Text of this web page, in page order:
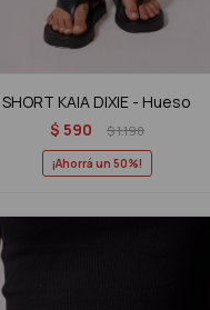
SHORT KAIA DIXIE - Hueso
$ 590 $1.190
50